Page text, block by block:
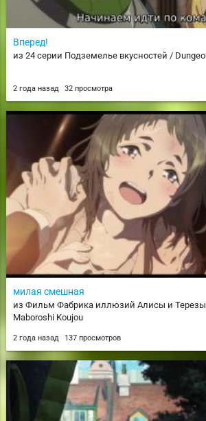
Вперед!
из 24 серии Подземелье вкусностей /
2 года назад 32 просмотра
милая смешная
из Фильм Фабрика иллюзий Алисы и Терезы
Maboroshi Koujou
2 года назад 137 просмотров